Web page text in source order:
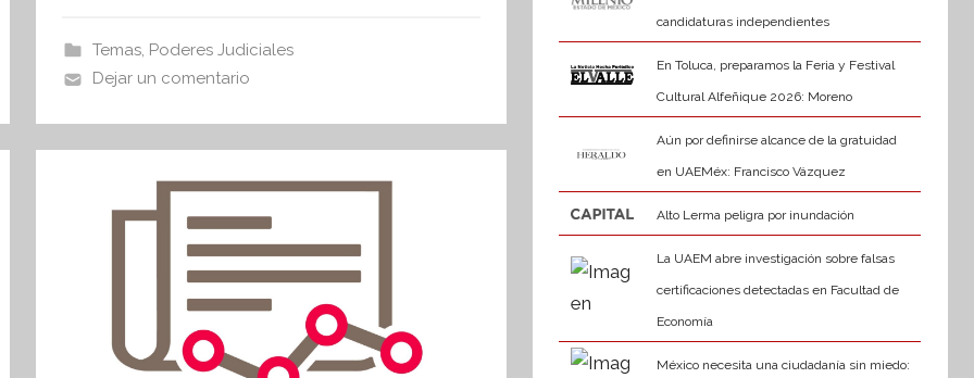
n
r
a
t
i
v
a
b
o
o
k
A
p
p
Temas, Poderes Judiciales
Dejar un comentario
candidaturas independientes
En Toluca, preparamos la Feria y Festival
Cultural Alfeñique 2026: Moreno
Aún por definirse alcance de la gratuidad
en UAEMéx: Francisco Vázquez
Alto Lerma peligra por inundación
La UAEM abre investigación sobre falsas
certificaciones detectadas en Facultad de
Economía
México necesita una ciudadanía sin miedo: